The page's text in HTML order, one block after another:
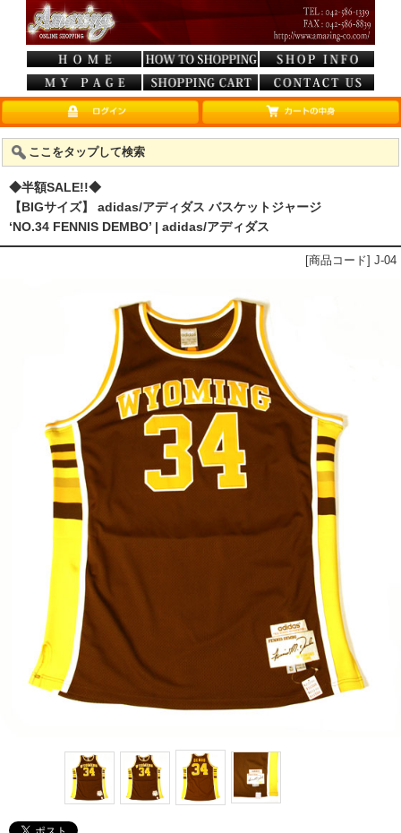
ここをタップして検索
◆半額SALE!!◆
【BIGサイズ】 adidas/アディダス バスケットジャージ
‘NO.34 FENNIS DEMBO’ | adidas/アディダス
[商品コード] J-04